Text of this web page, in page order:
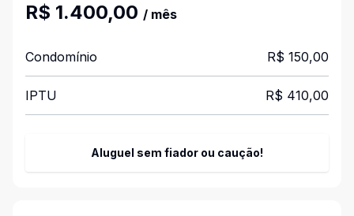
R$ 1.400,00 / mês
Condomínio R$ 150,00
IPTU R$ 410,00
Aluguel sem fiador ou caução!